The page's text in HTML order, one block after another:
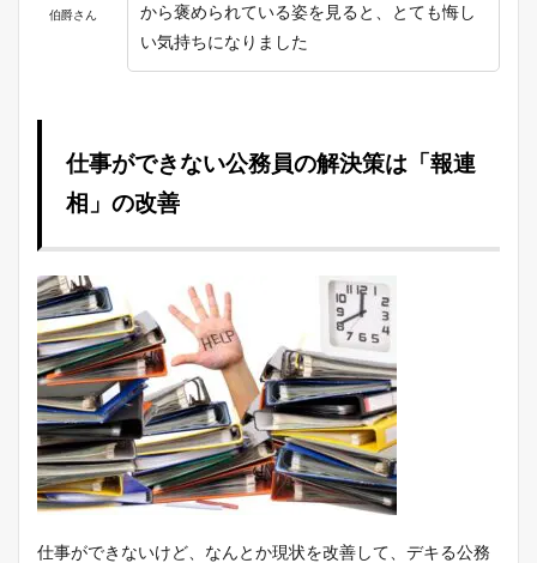
伯爵さん
から褒められている姿を見ると、とても悔し
い気持ちになりました
仕事ができない公務員の解決策は「報連
相」の改善
仕事ができないけど、なんとか現状を改善して、デキる公務